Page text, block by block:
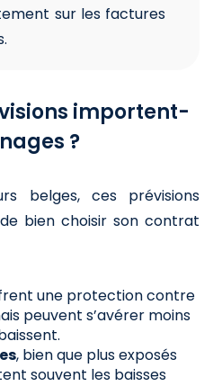
sur les factures
importent-
?
belges, ces prévisions
bien choisir son contrat
une protection contre
peuvent s’avérer moins
, bien que plus exposés
souvent les baisses